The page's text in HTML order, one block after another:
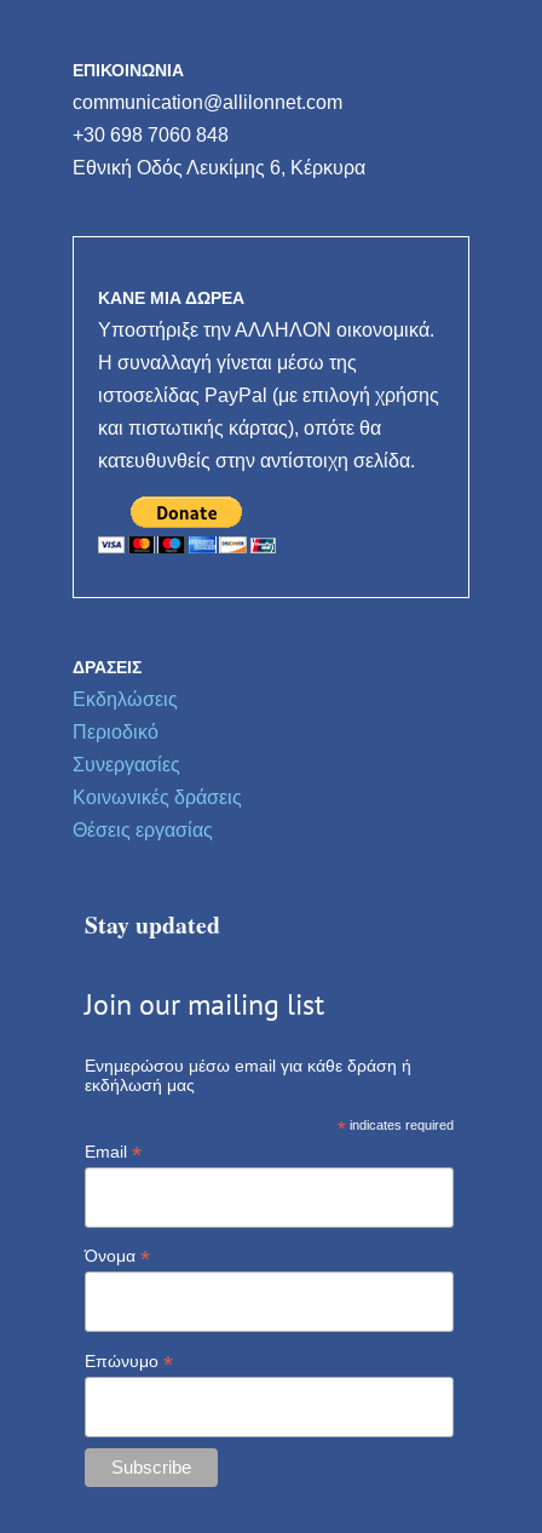
ΕΠΙΚΟΙΝΩΝΙΑ
communication@allilonnet.com
+30 698 7060 848
Εθνική Οδός Λευκίμης 6, Κέρκυρα
ΚΑΝΕ ΜΙΑ ΔΩΡΕΑ
Υποστήριξε την ΑΛΛΗΛΟΝ οικονομικά.
Η συναλλαγή γίνεται μέσω της
ιστοσελίδας PayPal (με επιλογή χρήσης
και πιστωτικής κάρτας), οπότε θα
κατευθυνθείς στην αντίστοιχη σελίδα.
ΔΡΆΣΕΙΣ
Εκδηλώσεις
Περιοδικό
Συνεργασίες
Κοινωνικές δράσεις
Θέσεις εργασίας
Stay updated
Join our mailing list
Ενημερώσου μέσω email για κάθε δράση ή
εκδήλωσή μας
* indicates required
Email *
Όνομα *
Επώνυμο *